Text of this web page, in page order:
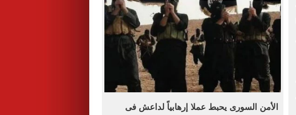
الأمن السورى يحبط عملا إرهابياً لداعش فى